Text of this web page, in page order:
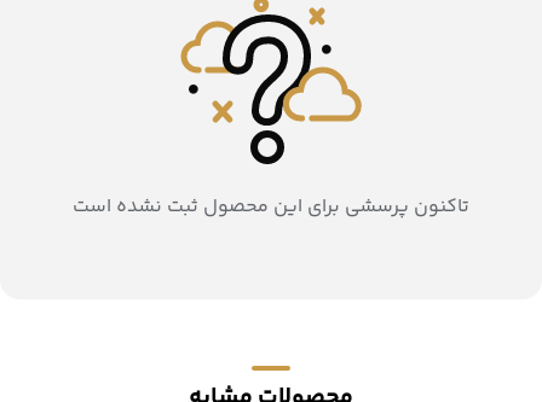
تاکنون پرسشی برای این محصول ثبت نشده است